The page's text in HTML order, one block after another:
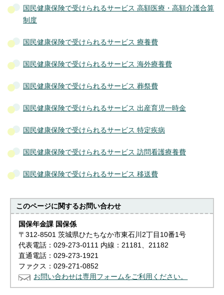
国民健康保険で受けられるサービス 高額医療・高額介護合算
制度
国民健康保険で受けられるサービス 療養費
国民健康保険で受けられるサービス 海外療養費
国民健康保険で受けられるサービス 葬祭費
国民健康保険で受けられるサービス 出産育児一時金
国民健康保険で受けられるサービス 特定疾病
国民健康保険で受けられるサービス 訪問看護療養費
国民健康保険で受けられるサービス 移送費
このページに関するお問い合わせ
国保年金課 国保係
〒312-8501 茨城県ひたちなか市東石川2丁目10番1号
代表電話：029-273-0111 内線：21181、21182
直通電話：029-273-1921
ファクス：029-271-0852
お問い合わせは専用フォームをご利用ください。